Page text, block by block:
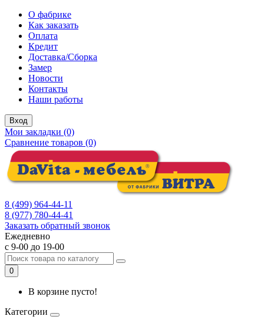
О фабрике
Как заказать
Оплата
Кредит
Доставка/Сборка
Замер
Новости
Контакты
Наши работы
Вход
Мои закладки (0)
Сравнение товаров (0)
8 (499) 964-44-11
8 (977) 780-44-41
Заказать обратный звонок
Ежедневно
с 9-00 до 19-00
0
В корзине пусто!
Категории